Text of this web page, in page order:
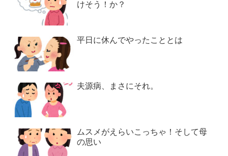
けそう！か？
平日に休んでやったこととは
夫源病、まさにそれ。
ムスメがえらいこっちゃ！そして母
の思い